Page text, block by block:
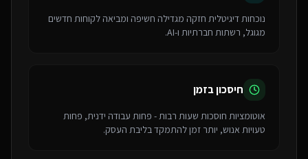
נוכחות דיגיטלית חזקה מגדילה חשיפה ומביאה לקוחות חדשים
מגוגל, רשתות חברתיות ו-AI.
חיסכון בזמן
אוטומציות חוסכות שעות רבות - פחות עבודה ידנית, פחות
טעויות אנוש, יותר זמן להתמקד בליבת העסק.